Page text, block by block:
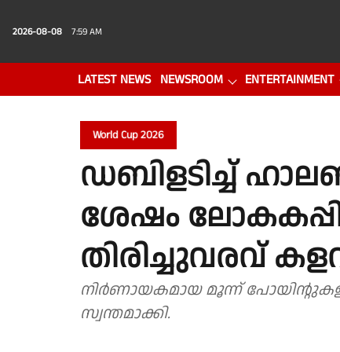
2026-08-08 7:59 AM
LATEST NEWS NEWSROOM ENTERTAINMENT
World Cup 2026
ഡബിളടിച്ച്
ശേഷം
തിരിച്ചുവരവ്
നിർണായകമായ മൂന്ന്
സ്വന്തമാക്കി.